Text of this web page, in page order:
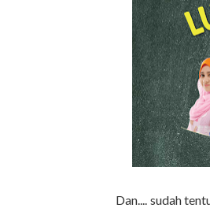
Dan.... sudah